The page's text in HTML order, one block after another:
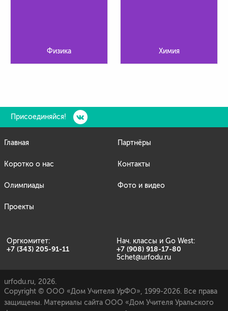
Физика Химия
Присоединяйся!
Главная
Коротко о нас
Олимпиады
Проекты
Партнёры
Контакты
Фото и видео
Оргкомитет: Нач. классы и Go West:
+7 (343) 205-91-11 +7 (908) 918-17-80
5chet@urfodu.ru
urfodu.ru, 2026.
Copyright © ООО «Дом Учителя УрФО», 1999-2026. Все права
защищены. Материалы сайта ООО «Дом Учителя Уральского